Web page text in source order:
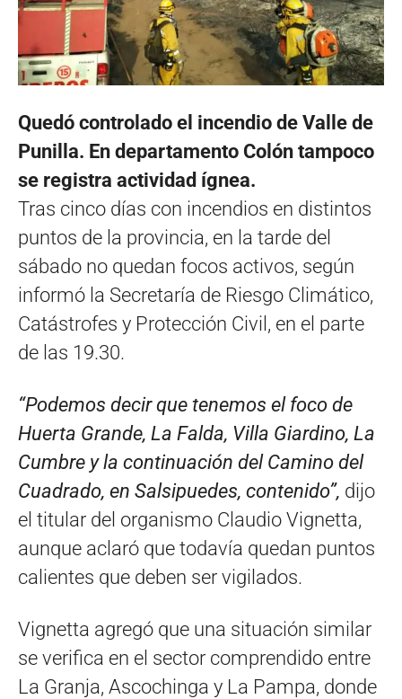
Quedó controlado el incendio de Valle de
Punilla. En departamento Colón tampoco
se registra actividad ígnea.
Tras cinco días con incendios en distintos
puntos de la provincia, en la tarde del
sábado no quedan focos activos, según
informó la Secretaría de Riesgo Climático,
Catástrofes y Protección Civil, en el parte
de las 19.30.
“Podemos decir que tenemos el foco de
Huerta Grande, La Falda, Villa Giardino, La
Cumbre y la continuación del Camino del
Cuadrado, en Salsipuedes, contenido”, dijo
el titular del organismo Claudio Vignetta,
aunque aclaró que todavía quedan puntos
calientes que deben ser vigilados.
Vignetta agregó que una situación similar
se verifica en el sector comprendido entre
La Granja, Ascochinga y La Pampa, donde